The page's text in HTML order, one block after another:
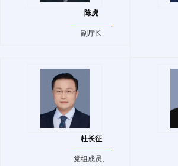
陈虎
副厅长
杜长征
党组成员、